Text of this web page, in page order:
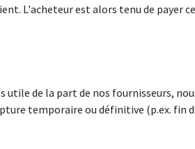
L'acheteur est alors tenu de
de la part de nos fournisseurs,
temporaire ou définitive (p.ex. fin
87 • 2550 Kontich • België
32 3 820 79 79 info@ab-